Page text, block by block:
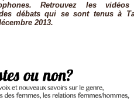
Retrouvez les
débats qui se sont tenus à
2013.